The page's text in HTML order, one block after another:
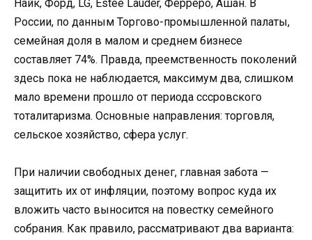
Найк, Форд, LG, Estee Lauder, Ферреро, Ашан. В
России, по данным Торгово-промышленной палаты,
семейная доля в малом и среднем бизнесе
составляет 74%. Правда, преемственность поколений
здесь пока не наблюдается, максимум два, слишком
мало времени прошло от периода сссровского
тоталитаризма. Основные направления: торговля,
сельское хозяйство, сфера услуг.
При наличии свободных денег, главная забота —
защитить их от инфляции, поэтому вопрос куда их
вложить часто выносится на повестку семейного
собрания. Как правило, рассматривают два варианта: